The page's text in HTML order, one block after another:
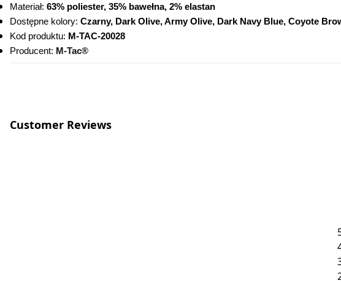
Materiał: 63% poliester, 35% bawełna, 2% elastan
Dostępne kolory: Czarny, Dark Olive, Army Olive, Dark Navy Blue, Coyote
Kod produktu: M-TAC-20028
Producent: M-Tac®
Customer Reviews